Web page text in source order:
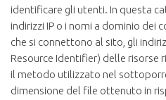
identificare gli utenti. In questa
indirizzi IP o i nomi a dominio dei
che si connettono al sito, gli
Resource Identifier) delle risorse
il metodo utilizzato nel
dimensione del file ottenuto in